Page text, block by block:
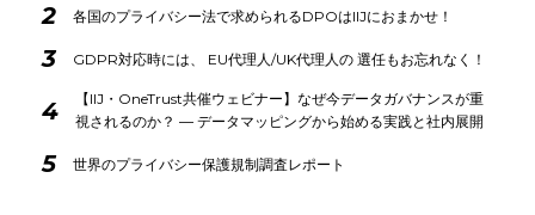
2 各国のプライバシー法で求められるDPOはIIJにおまかせ！
3 GDPR対応時には、 EU代理人/UK代理人の 選任もお忘れなく！
4
【IIJ・OneTrust共催ウェビナー】なぜ今データガバナンスが重
視されるのか？ ― データマッピングから始める実践と社内展開
5 世界のプライバシー保護規制調査レポート